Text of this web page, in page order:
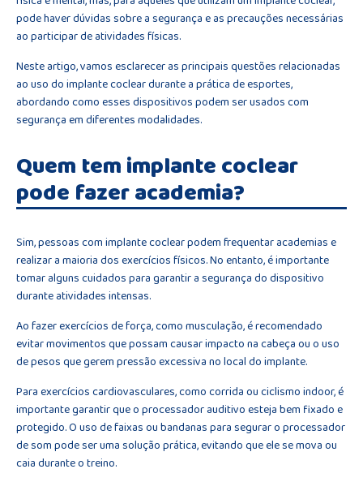
pode haver dúvidas sobre a segurança e as precauções necessárias
ao participar de atividades físicas.
Neste artigo, vamos esclarecer as principais questões relacionadas
ao uso do implante coclear durante a prática de esportes,
abordando como esses dispositivos podem ser usados com
segurança em diferentes modalidades.
Quem tem implante coclear
pode fazer academia?
Sim, pessoas com implante coclear podem frequentar academias e
realizar a maioria dos exercícios físicos. No entanto, é importante
tomar alguns cuidados para garantir a segurança do dispositivo
durante atividades intensas.
Ao fazer exercícios de força, como musculação, é recomendado
evitar movimentos que possam causar impacto na cabeça ou o uso
de pesos que gerem pressão excessiva no local do implante.
Para exercícios cardiovasculares, como corrida ou ciclismo indoor, é
importante garantir que o processador auditivo esteja bem fixado e
protegido. O uso de faixas ou bandanas para segurar o processador
de som pode ser uma solução prática, evitando que ele se mova ou
caia durante o treino.